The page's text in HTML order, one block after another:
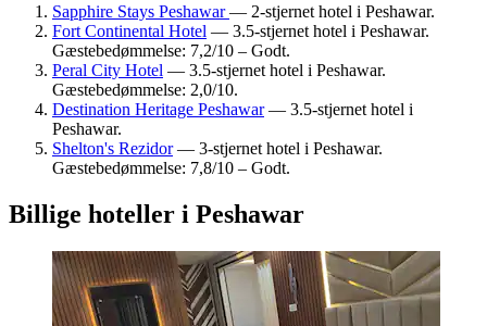
Sapphire Stays Peshawar— 2-stjernet hotel i Peshawar.
Fort Continental Hotel — 3.5-stjernet hotel i Peshawar.
Gæstebedømmelse: 7,2/10 – Godt.
Peral City Hotel — 3.5-stjernet hotel i Peshawar.
Gæstebedømmelse: 2,0/10.
Destination Heritage Peshawar— 3.5-stjernet hotel i
Peshawar.
Shelton's Rezidor— 3-stjernet hotel i Peshawar.
Gæstebedømmelse: 7,8/10 – Godt.
Billige hoteller i Peshawar